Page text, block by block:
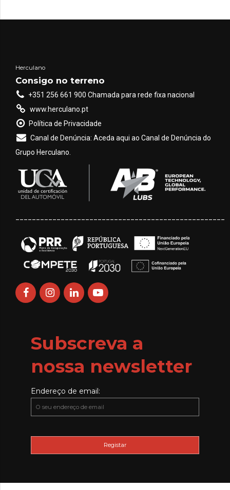
Herculano
Consigo no terreno
+351 256 661 900 Chamada para rede fixa nacional
www.herculano.pt
Política de Privacidade
Canal de Denúncia: Aceda aqui ao Canal de Denúncia do
Grupo Herculano.
Subscreva a
nossa newsletter
Endereço de email: